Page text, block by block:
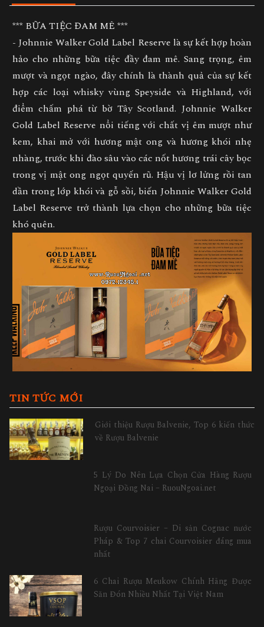
*** BỮA TIỆC ĐAM MÊ ***
- Johnnie Walker Gold Label Reserve là sự kết hợp hoàn
hảo cho những bữa tiệc đầy đam mê. Sang trọng, êm
mượt và ngọt ngào, đây chính là thành quả của sự kết
hợp các loại whisky vùng Speyside và Highland, với
điểm chấm phá từ bờ Tây Scotland. Johnnie Walker
Gold Label Reserve nổi tiếng với chất vị êm mượt như
kem, khai mở với hương mật ong và hương khói nhẹ
nhàng, trước khi đào sâu vào các nốt hương trái cây bọc
trong vị mật ong ngọt quyến rũ. Hậu vị lơ lửng rồi tan
dần trong lớp khói và gỗ sồi, biến Johnnie Walker Gold
Label Reserve trở thành lựa chọn cho những bữa tiệc
khó quên.
TIN TỨC MỚI
Giới thiệu Rượu Balvenie, Top 6 kiến thức
về Rượu Balvenie
5 Lý Do Nên Lựa Chọn Cửa Hàng Rượu
Ngoại Đồng Nai – RuouNgoai.net
Rượu Courvoisier – Di sản Cognac nước
Pháp & Top 7 chai Courvoisier đáng mua
nhất
6 Chai Rượu Meukow Chính Hãng Được
Săn Đón Nhiều Nhất Tại Việt Nam